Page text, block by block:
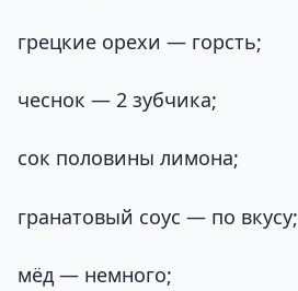
грецкие орехи — горсть;
чеснок — 2 зубчика;
сок половины лимона;
гранатовый соус — по вкусу;
мёд — немного;